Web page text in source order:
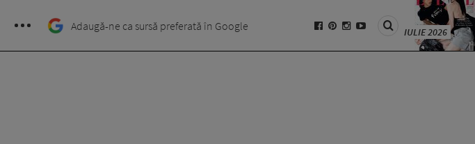
Adaugă-ne ca sursă preferată în Google IULIE 2026